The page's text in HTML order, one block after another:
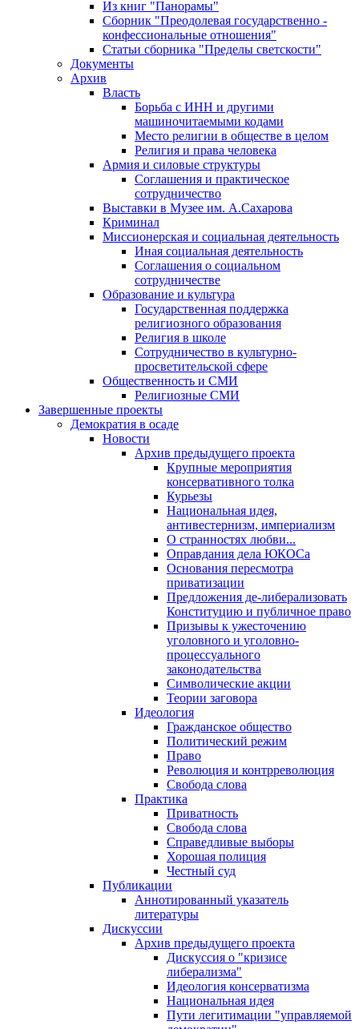
Из книг "Панорамы"
Сборник "Преодолевая государственно -
конфессиональные отношения"
Статьи сборника "Пределы светскости"
Документы
Архив
Власть
Борьба с ИНН и другими
машиночитаемыми кодами
Место религии в обществе в целом
Религия и права человека
Армия и силовые структуры
Соглашения и практическое
сотрудничество
Выставки в Музее им. А.Сахарова
Криминал
Миссионерская и социальная деятельность
Иная социальная деятельность
Соглашения о социальном
сотрудничестве
Образование и культура
Государственная поддержка
религиозного образования
Религия в школе
Сотрудничество в культурно-
просветительской сфере
Общественность и СМИ
Религиозные СМИ
Завершенные проекты
Демократия в осаде
Новости
Архив предыдущего проекта
Крупные мероприятия
консервативного толка
Курьезы
Национальная идея,
антивестернизм, империализм
О странностях любви...
Оправдания дела ЮКОСа
Основания пересмотра
приватизации
Предложения де-либерализовать
Конституцию и публичное право
Призывы к ужесточению
уголовного и уголовно-
процессуального
законодательства
Символические акции
Теории заговора
Идеология
Гражданское общество
Политический режим
Право
Революция и контрреволюция
Свобода слова
Практика
Приватность
Свобода слова
Справедливые выборы
Хорошая полиция
Честный суд
Публикации
Аннотированный указатель
литературы
Дискуссии
Архив предыдущего проекта
Дискуссия о "кризисе
либерализма"
Идеология консерватизма
Национальная идея
Пути легитимации "управляемой